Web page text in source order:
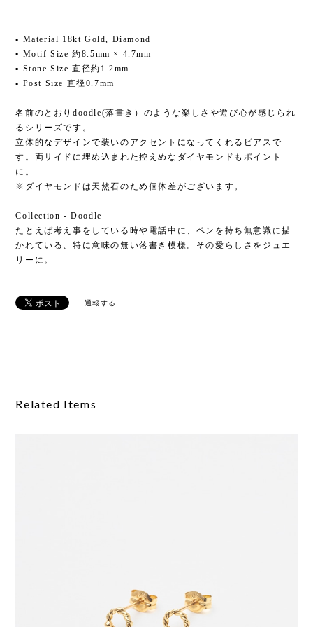
▪ Material 18kt Gold, Diamond
▪ Motif Size 約8.5mm × 4.7mm
▪ Stone Size 直径約1.2mm
▪ Post Size 直径0.7mm
名前のとおりdoodle(落書き）のような楽しさや遊び心が感じられ
るシリーズです。
立体的なデザインで装いのアクセントになってくれるピアスで
す。両サイドに埋め込まれた控えめなダイヤモンドもポイント
に。
※ダイヤモンドは天然石のため個体差がございます。
Collection - Doodle
たとえば考え事をしている時や電話中に、ペンを持ち無意識に描
かれている、特に意味の無い落書き模様。その愛らしさをジュエ
リーに。
通報する
Related Items